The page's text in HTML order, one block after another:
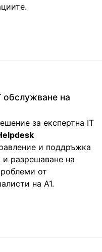
обслужване на
за експертна IT
и поддръжка
и разрешаване на
от
на А1.